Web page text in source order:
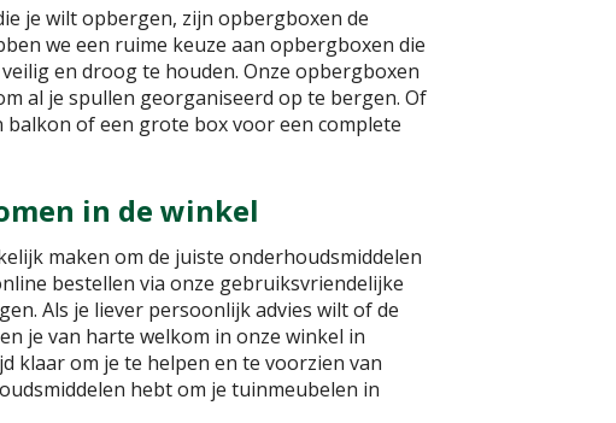
je wilt opbergen, zijn opbergboxen de
we een ruime keuze aan opbergboxen die
en droog te houden. Onze opbergboxen
al je spullen georganiseerd op te bergen. Of
of een grote box voor een complete
in de winkel
maken om de juiste onderhoudsmiddelen
bestellen via onze gebruiksvriendelijke
Als je liever persoonlijk advies wilt of de
je van harte welkom in onze winkel in
klaar om je te helpen en te voorzien van
hebt om je tuinmeubelen in